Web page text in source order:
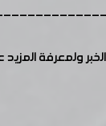
ولمعرفة